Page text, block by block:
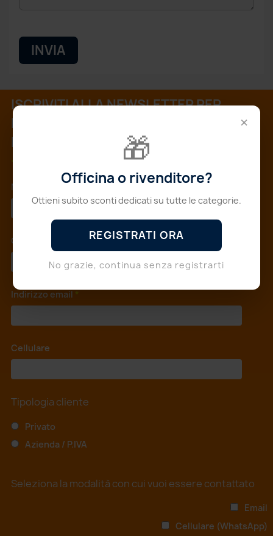
×
🎁
Officina o rivenditore?
Ottieni subito sconti dedicati su tutte le categorie.
REGISTRATI ORA
No grazie, continua senza registrarti
ISCRIVITI ALLA NEWSLETTER PER
RIMANERE SEMPRE AGGIORNATO SU
NOVITÀ E SCONTI
*
Nome
Cognome
Indirizzo email *
Cellulare
Tipologia cliente
Privato
Azienda / P.IVA
Seleziona la modalità con cui vuoi essere contattato
Email
Cellulare (WhatsApp)